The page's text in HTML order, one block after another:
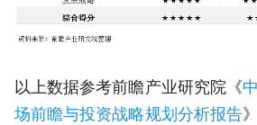
以上数据参考前瞻产业研究院《
场前瞻与投资战略规划分析报告